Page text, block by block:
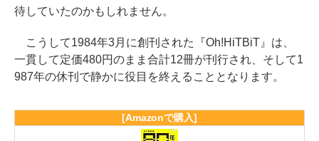
待していたのかもしれません。
こうして1984年3月に創刊された『Oh!HiTBiT』は、
一貫して定価480円のまま合計12冊が刊行され、そして1
987年の休刊で静かに役目を終えることとなります。
[Amazonで購入]